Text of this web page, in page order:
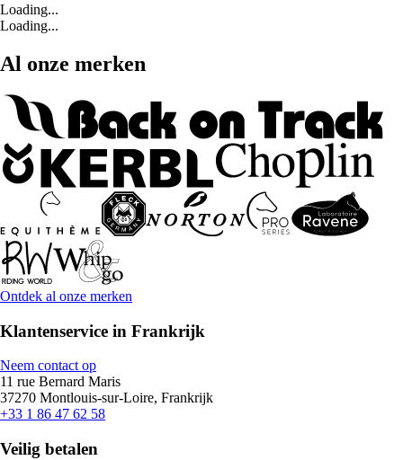
Loading...
Loading...
Al onze merken
Ontdek al onze merken
Klantenservice in Frankrijk
Neem contact op
11 rue Bernard Maris
37270 Montlouis-sur-Loire, Frankrijk
+33 1 86 47 62 58
Veilig betalen